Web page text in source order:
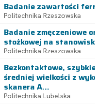
Badanie zawartości
Politechnika Rzeszowska
Badanie zmęczeniowe
stożkowej na
Politechnika Rzeszowska
Bezkontaktowe,
średniej wielkości z
skanera A...
Politechnika Lubelska